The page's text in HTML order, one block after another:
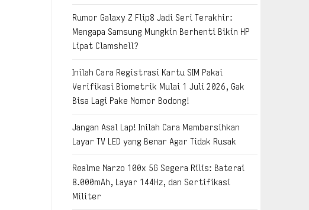
Rumor Galaxy Z Flip8 Jadi Seri Terakhir:
Mengapa Samsung Mungkin Berhenti Bikin HP
Lipat Clamshell?
Inilah Cara Registrasi Kartu SIM Pakai
Verifikasi Biometrik Mulai 1 Juli 2026, Gak
Bisa Lagi Pake Nomor Bodong!
Jangan Asal Lap! Inilah Cara Membersihkan
Layar TV LED yang Benar Agar Tidak Rusak
Realme Narzo 100x 5G Segera Rilis: Baterai
8.000mAh, Layar 144Hz, dan Sertifikasi
Militer